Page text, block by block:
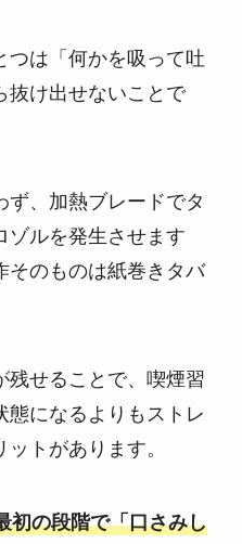
つは「何かを吸って吐
抜け出せないことで
ず、加熱ブレードでタ
ゾルを発生させます
そのものは紙巻きタバ
残せることで、喫煙習
態になるよりもストレ
トがあります。
初の段階で「口さみし